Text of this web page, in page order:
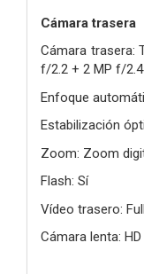
Cámara trasera
Cámara trasera:
f/2.2 + 2 MP f/2.4
Enfoque
Estabilización
Zoom: Zoom
Flash: Sí
Vídeo trasero:
Cámara lenta: